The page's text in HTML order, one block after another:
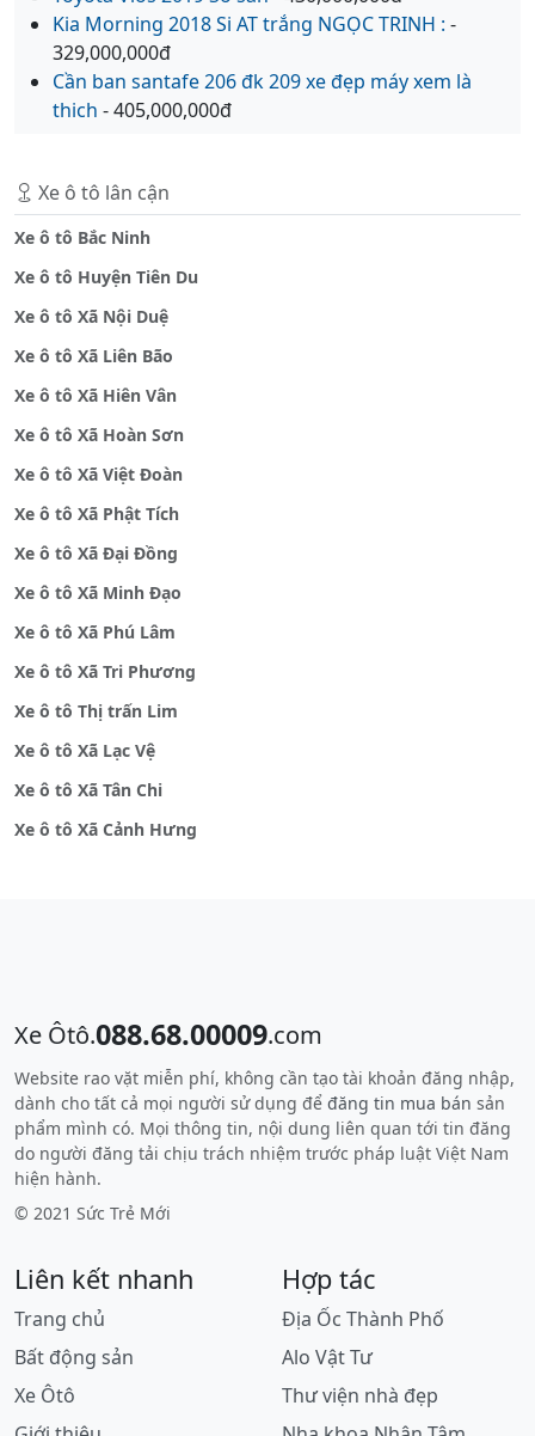
Kia Morning 2018 Si AT trắng NGỌC TRINH : -
329,000,000đ
Cần ban santafe 206 đk 209 xe đẹp máy xem là
thich - 405,000,000đ
Xe ô tô lân cận
Xe ô tô Bắc Ninh
Xe ô tô Huyện Tiên Du
Xe ô tô Xã Nội Duệ
Xe ô tô Xã Liên Bão
Xe ô tô Xã Hiên Vân
Xe ô tô Xã Hoàn Sơn
Xe ô tô Xã Việt Đoàn
Xe ô tô Xã Phật Tích
Xe ô tô Xã Đại Đồng
Xe ô tô Xã Minh Đạo
Xe ô tô Xã Phú Lâm
Xe ô tô Xã Tri Phương
Xe ô tô Thị trấn Lim
Xe ô tô Xã Lạc Vệ
Xe ô tô Xã Tân Chi
Xe ô tô Xã Cảnh Hưng
Xe Ôtô.088.68.00009.com
Website rao vặt miễn phí, không cần tạo tài khoản đăng nhập,
dành cho tất cả mọi người sử dụng để đăng tin mua bán sản
phẩm mình có. Mọi thông tin, nội dung liên quan tới tin đăng
do người đăng tải chịu trách nhiệm trước pháp luật Việt Nam
hiện hành.
© 2021 Sức Trẻ Mới
Liên kết nhanh
Trang chủ
Bất động sản
Xe Ôtô
Hợp tác
Địa Ốc Thành Phố
Alo Vật Tư
Thư viện nhà đẹp